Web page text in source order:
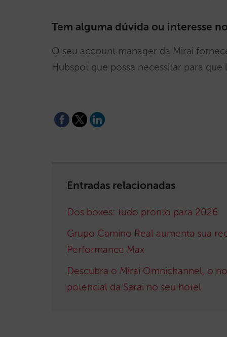
Tem alguma dúvida ou interesse
O seu account manager da Mirai
Hubspot que possa necessitar para
Entradas relacionadas
Dos boxes: tudo pronto para 2026
Grupo Camino Real aumenta sua
Performance Max
Descubra o Mirai Omnichannel, o
potencial da Sarai no seu hotel